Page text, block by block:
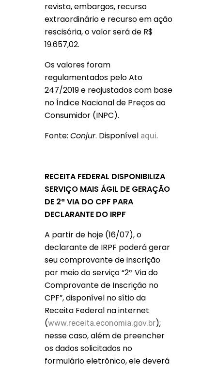
revista, embargos, recurso
extraordinário e recurso em ação
rescisória, o valor será de R$
19.657,02.
Os valores foram
regulamentados pelo Ato
247/2019 e reajustados com base
no Índice Nacional de Preços ao
Consumidor (INPC).
Fonte: Conjur. Disponível aqui.
RECEITA FEDERAL DISPONIBILIZA
SERVIÇO MAIS ÁGIL DE GERAÇÃO
DE 2ª VIA DO CPF PARA
DECLARANTE DO IRPF
A partir de hoje (16/07), o
declarante de IRPF poderá gerar
seu comprovante de inscrição
por meio do serviço “2ª Via do
Comprovante de Inscrição no
CPF”, disponível no sítio da
Receita Federal na internet
(www.receita.economia.gov.br);
nesse caso, além de preencher
os dados solicitados no
formulário eletrônico, ele deverá